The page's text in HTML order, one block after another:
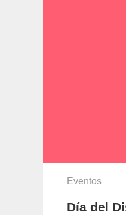
Eventos
Día del